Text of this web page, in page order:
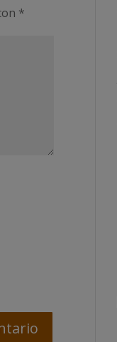
*